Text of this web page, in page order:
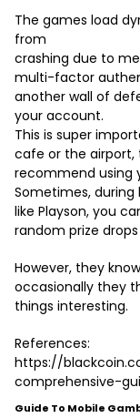
The games load
from
crashing due to
multi-factor
another wall of
your account.
This is super
cafe or the airport,
recommend using
Sometimes,
like Playson, you
random prize
However, they
occasionally they
things interesting.
References:
https://
comprehensive-
Guide To Mobile